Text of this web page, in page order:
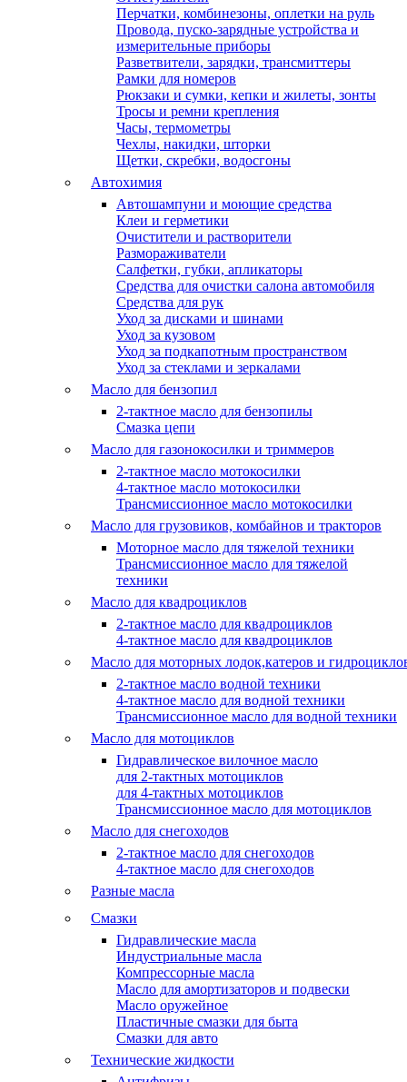
Перчатки, комбинезоны, оплетки на руль
Провода, пуско-зарядные устройства и
измерительные приборы
Разветвители, зарядки, трансмиттеры
Рамки для номеров
Рюкзаки и сумки, кепки и жилеты, зонты
Тросы и ремни крепления
Часы, термометры
Чехлы, накидки, шторки
Щетки, скребки, водосгоны
Автохимия
Автошампуни и моющие средства
Клеи и герметики
Очистители и растворители
Размораживатели
Салфетки, губки, апликаторы
Средства для очистки салона автомобиля
Средства для рук
Уход за дисками и шинами
Уход за кузовом
Уход за подкапотным пространством
Уход за стеклами и зеркалами
Масло для бензопил
2-тактное масло для бензопилы
Cмазка цепи
Масло для газонокосилки и триммеров
2-тактное масло мотокосилки
4-тактное масло мотокосилки
Трансмиссионное масло мотокосилки
Масло для грузовиков, комбайнов и тракторов
Моторное масло для тяжелой техники
Трансмиссионное масло для тяжелой
техники
Масло для квадроциклов
2-тактное масло для квадроциклов
4-тактное масло для квадроциклов
Масло для моторных лодок,катеров и
2-тактное масло водной техники
4-тактное масло для водной техники
Трансмиссионное масло для водной техники
Масло для мотоциклов
Гидравлическое вилочное масло
для 2-тактных мотоциклов
для 4-тактных мотоциклов
Трансмиссионное масло для мотоциклов
Масло для снегоходов
2-тактное масло для снегоходов
4-тактное масло для снегоходов
Разные масла
Смазки
Гидравлические масла
Индустриальные масла
Компрессорные масла
Масло для амортизаторов и подвески
Масло оружейное
Пластичные смазки для быта
Смазки для авто
Технические жидкости